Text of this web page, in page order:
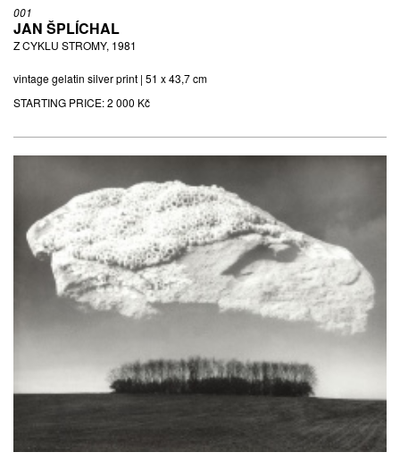
001
JAN ŠPLÍCHAL
Z CYKLU STROMY, 1981
vintage gelatin silver print | 51 x 43,7 cm
STARTING PRICE:2 000 Kč